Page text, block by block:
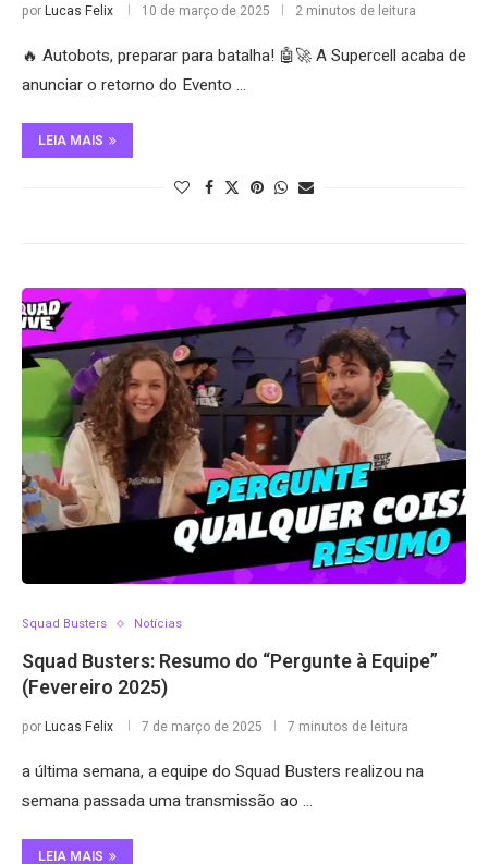
porLucas Felix 10 de março de 2025 2 minutos de leitura
🔥 Autobots, preparar para batalha! 🤖🚀 A Supercell acaba de
anunciar o retorno do Evento …
LEIA MAIS
Squad Busters Notícias
Squad Busters: Resumo do “Pergunte à Equipe”
(Fevereiro 2025)
porLucas Felix 7 de março de 2025 7 minutos de leitura
a última semana, a equipe do Squad Busters realizou na
semana passada uma transmissão ao …
LEIA MAIS